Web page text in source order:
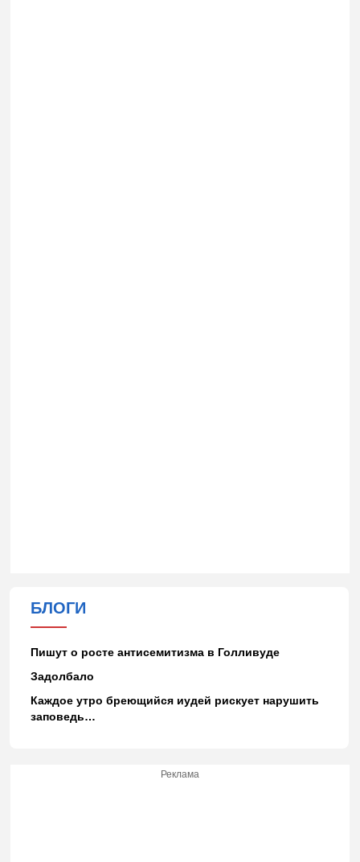
БЛОГИ
Пишут о росте антисемитизма в Голливуде
Задолбало
Каждое утро бреющийся иудей рискует нарушить
заповедь…
Реклама